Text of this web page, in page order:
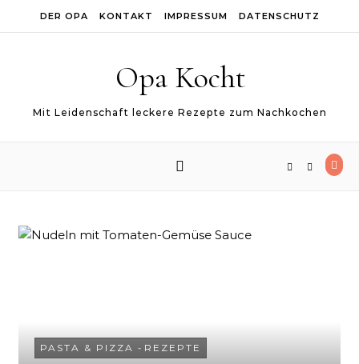
DER OPA KONTAKT IMPRESSUM DATENSCHUTZ
Opa Kocht
Mit Leidenschaft leckere Rezepte zum Nachkochen
PASTA & PIZZA - REZEPTE